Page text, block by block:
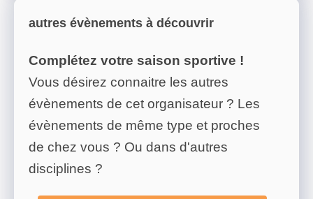
autres évènements à découvrir
Complétez votre saison sportive !
Vous désirez connaitre les autres
évènements de cet organisateur ? Les
évènements de même type et proches
de chez vous ? Ou dans d'autres
disciplines ?